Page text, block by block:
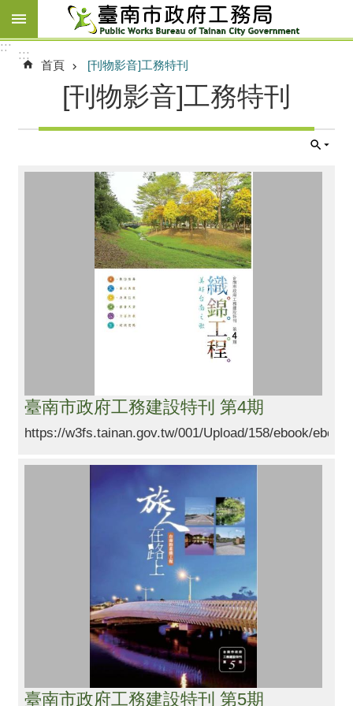
跳到主要內容區塊
:::
:::
首頁 [刊物影音]工務特刊
[刊物影音]工務特刊
臺南市政府工務建設特刊 第4期
https://w3fs.tainan.gov.tw/001/Upload/158/ebook/
臺南市政府工務建設特刊 第5期